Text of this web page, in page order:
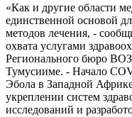
«Как и другие области
единственной основой
методов лечения, -
охвата услугами
Регионального бюро
Тумусииме. - Начало
Эбола в Западной
укреплении систем
исследований и